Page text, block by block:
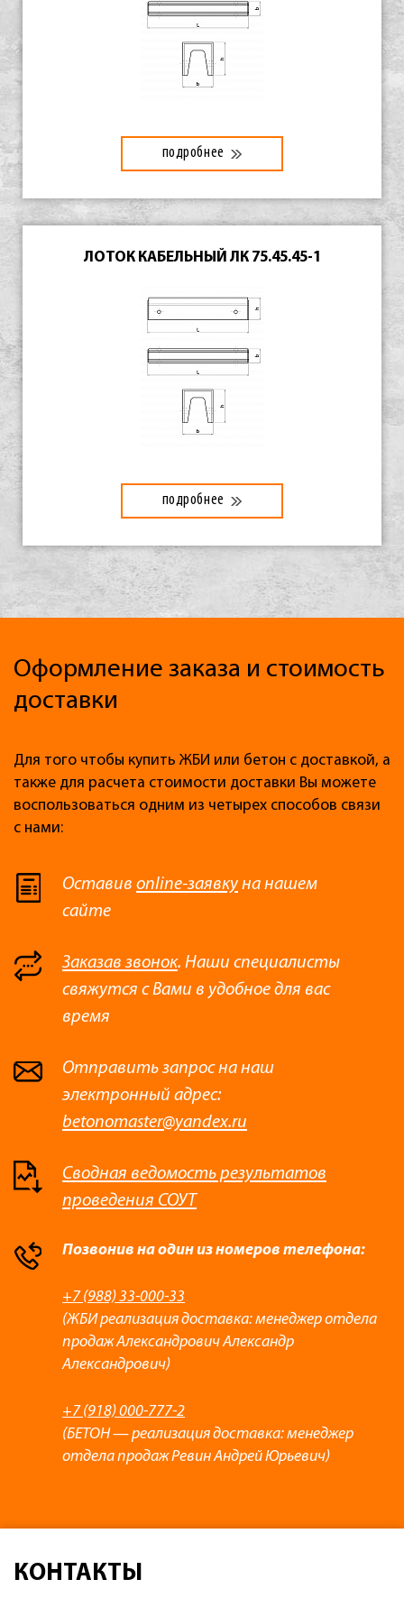
подробнее
ЛОТОК КАБЕЛЬНЫЙ ЛК 75.45.45-1
подробнее
Оформление заказа и стоимость
доставки
Для того чтобы купить ЖБИ или бетон с доставкой, а
также для расчета стоимости доставки Вы можете
воспользоваться одним из четырех способов связи
с нами:
Оставив online-заявкуна нашем
сайте
Заказав звонок. Наши специалисты
свяжутся с Вами в удобное для вас
время
Отправить запрос на наш
электронный адрес:
betonomaster@yandex.ru
Сводная ведомость результатов
проведения СОУТ
Позвонив на один из номеров телефона:
+7 (988) 33-000-33
(ЖБИ реализация доставка: менеджер отдела
продаж Александрович Александр
Александрович)
+7 (918) 000-777-2
(БЕТОН — реализация доставка: менеджер
отдела продаж Ревин Андрей Юрьевич)
КОНТАКТЫ